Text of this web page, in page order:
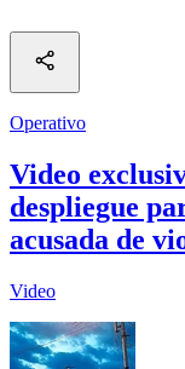
Operativo
Video
despliegue
acusada de
Video